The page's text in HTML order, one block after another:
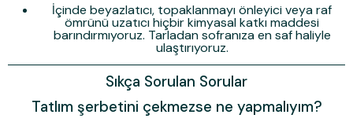
İçinde beyazlatıcı, topaklanmayı önleyici veya raf
ömrünü uzatıcı hiçbir kimyasal katkı maddesi
barındırmıyoruz. Tarladan sofranıza en saf haliyle
ulaştırıyoruz.
Sıkça Sorulan Sorular
Tatlım şerbetini çekmezse ne yapmalıyım?